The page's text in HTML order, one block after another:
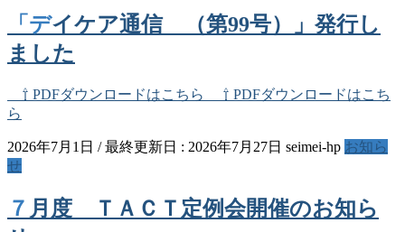
「デイケア通信 （第99号）」発行し
ました
⇧ PDFダウンロードはこちら ⇧ PDFダウンロードはこち
ら
2026年7月1日 / 最終更新日 : 2026年7月27日 seimei-hp お知ら
せ
７月度 ＴＡＣＴ定例会開催のお知ら